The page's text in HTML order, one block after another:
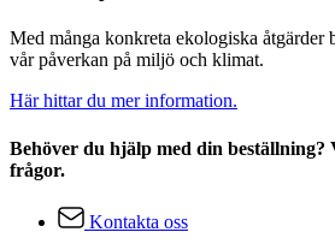
Med många konkreta ekologiska åtgärder
vår påverkan på miljö och klimat.
Här hittar du mer information.
Behöver du hjälp med din beställning?
frågor.
Kontakta oss